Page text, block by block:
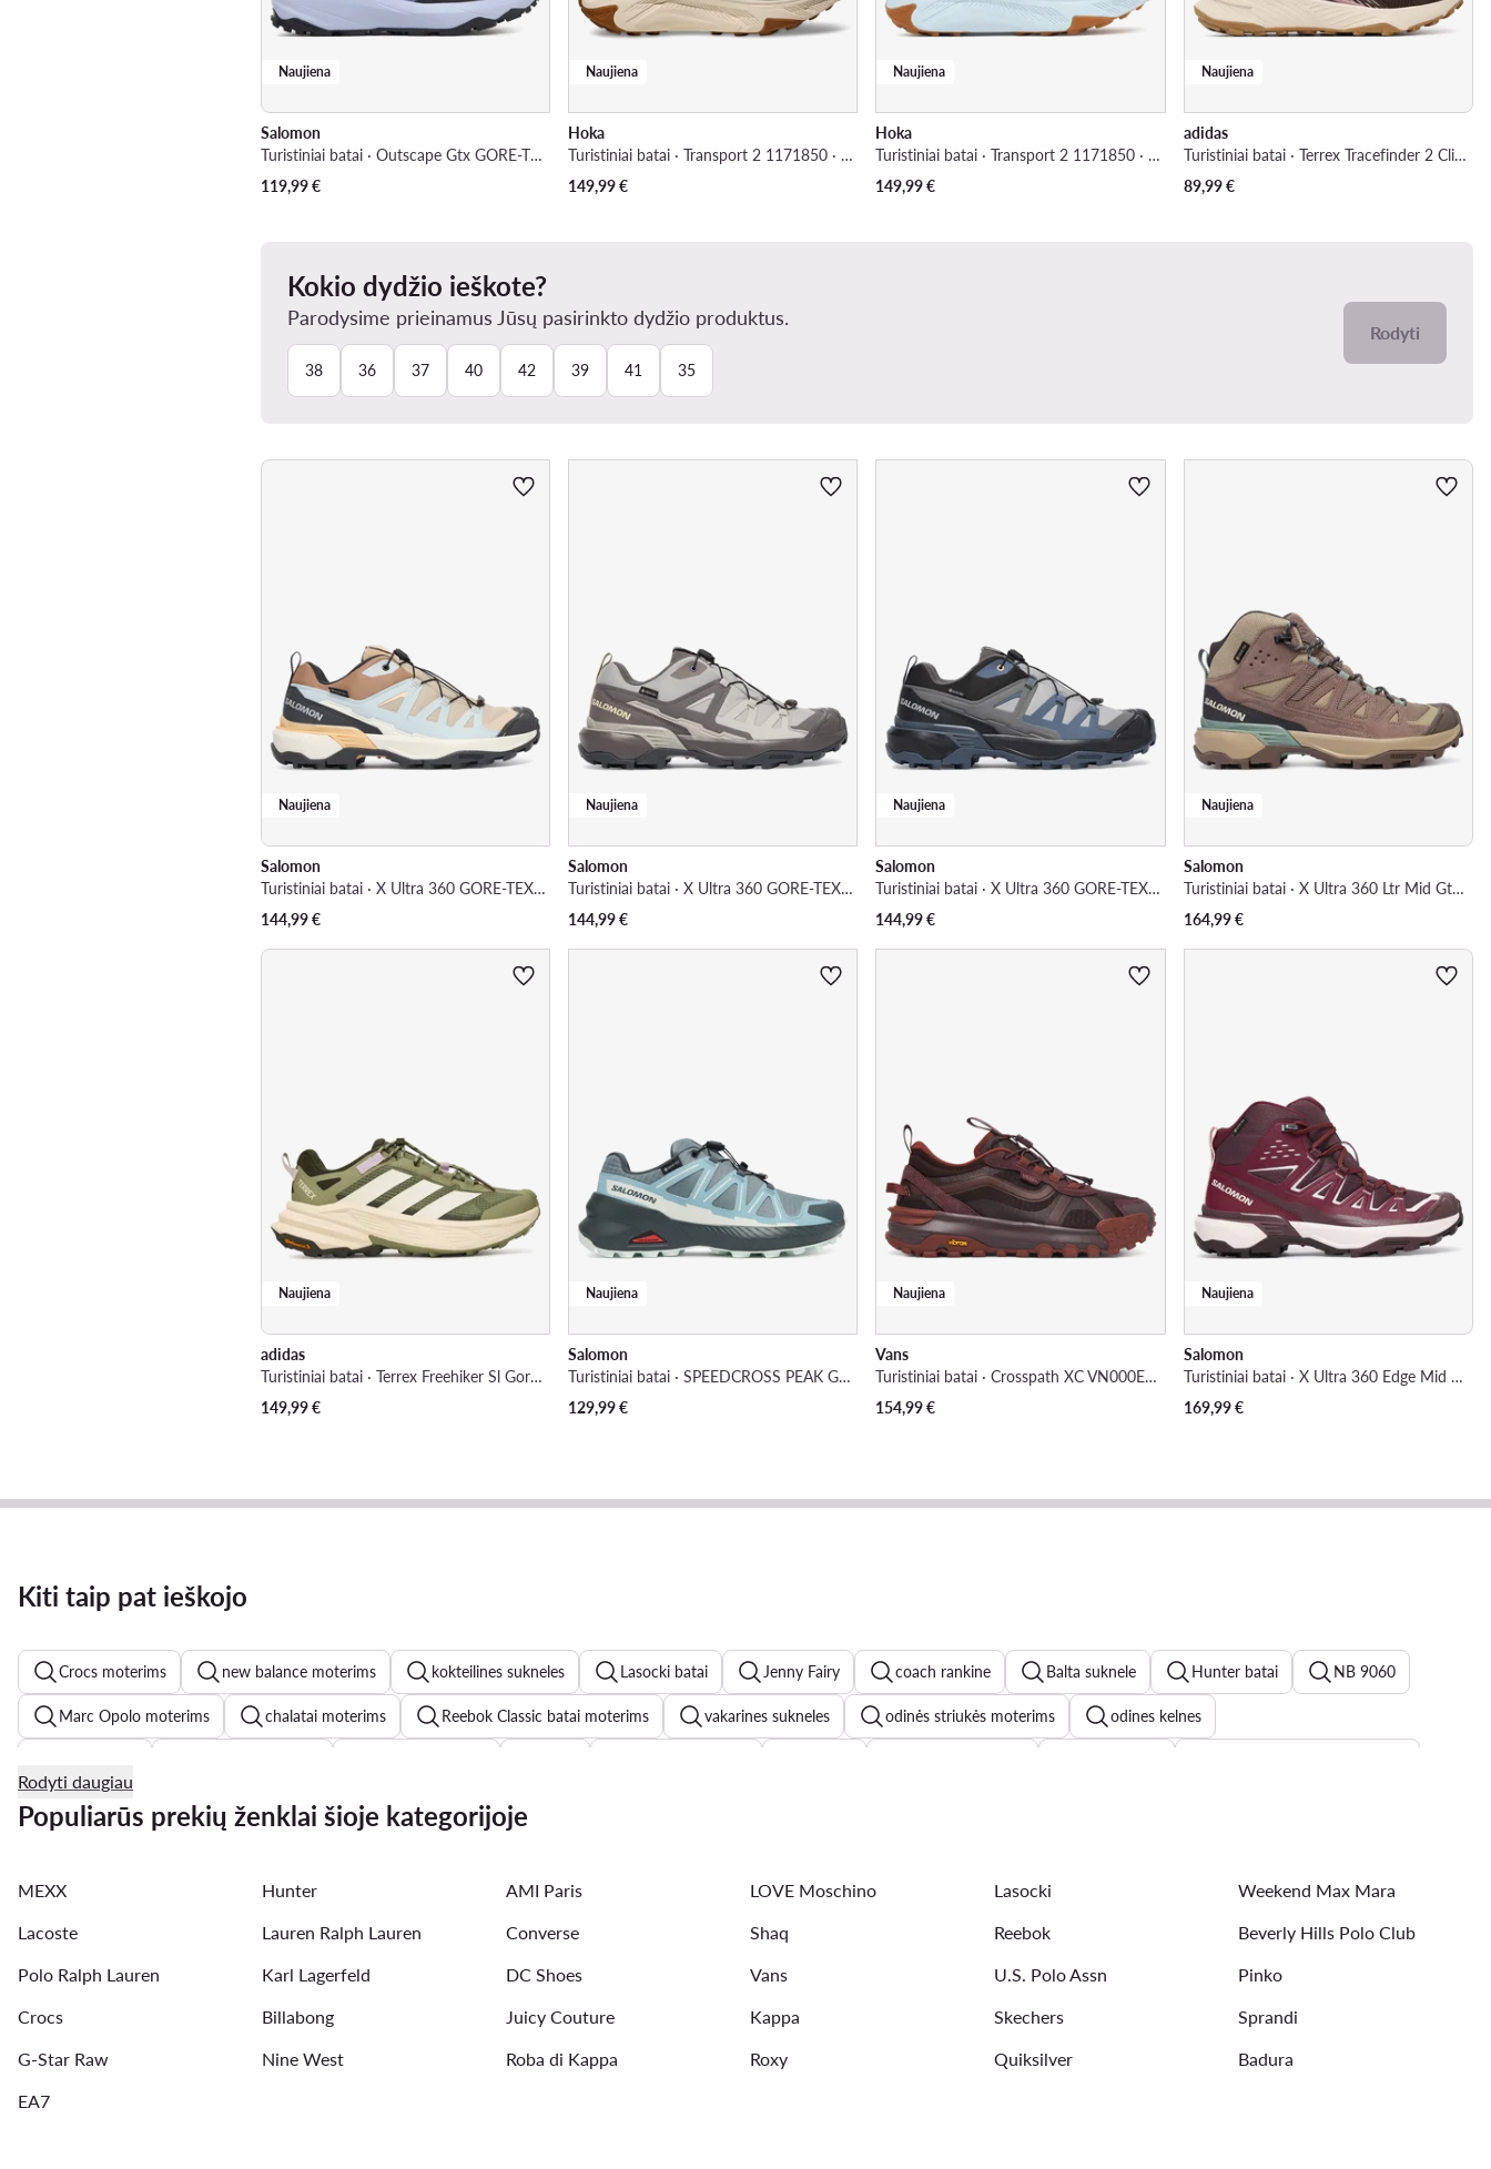
Naujiena
Salomon
Turistiniai batai · Outscape Gtx GORE-TEX L49233300 · Juoda
119,99€
Naujiena
Hoka
Turistiniai batai · Transport 2 1171850 · Juoda
149,99€
Naujiena
Hoka
Turistiniai batai · Transport 2 1171850 · Šviesiai mėlyna
149,99€
Naujiena
adidas
Turistiniai batai · Terrex Tracefinder 2 Climaproof Trail Running Shoes HQ5101 · Ruda
89,99€
Kokio dydžio ieškote?
Parodysime prieinamus Jūsų pasirinkto dydžio produktus.
38 36 37 40 42 39 41 35
Rodyti
Naujiena
Salomon
Turistiniai batai · X Ultra 360 GORE-TEX L45395300 · Spalvota
144,99€
Naujiena
Salomon
Turistiniai batai · X Ultra 360 GORE-TEX L45391800 · Smėlio
144,99€
Naujiena
Salomon
Turistiniai batai · X Ultra 360 GORE-TEX L45391700 · Violetinė
144,99€
Naujiena
Salomon
Turistiniai batai · X Ultra 360 Ltr Mid Gtx W L49158400 · Chaki
164,99€
Naujiena
adidas
Turistiniai batai · Terrex Freehiker Sl Gore-Tex Hiking Shoes KJ1920 · Žalia
149,99€
Naujiena
Salomon
Turistiniai batai · SPEEDCROSS PEAK GORE-TEX L47974500 · Mėlyna
129,99€
Naujiena
Vans
Turistiniai batai · Crosspath XC VN000EJJGRB1 · Ruda
154,99€
Naujiena
Salomon
Turistiniai batai · X Ultra 360 Edge Mid GORE-TEX L49223400 · Vyšninė
169,99€
Kiti taip pat ieškojo
Crocs moterims new balance moterims kokteilines sukneles Lasocki batai Jenny Fairy coach rankine Balta suknele Hunter batai NB 9060
Marc Opolo moterims chalatai moterims Reebok Classic batai moterims vakarines sukneles odinės striukės moterims odines kelnes
Juoda suknele triumph liemenėlės Vandens batai moterims
Rodyti daugiau
Populiarūs prekių ženklai šioje kategorijoje
MEXX Hunter AMI Paris LOVE Moschino Lasocki
Weekend Max Mara
Lacoste
Lauren Ralph Lauren Converse Shaq Reebok
Beverly Hills Polo Club
Polo Ralph Lauren
Karl Lagerfeld DC Shoes Vans U.S. Polo Assn
Pinko
Crocs
Billabong Juicy Couture Kappa Skechers
Sprandi
G-Star Raw
Nine West Roba di Kappa Roxy Quiksilver
Badura
EA7